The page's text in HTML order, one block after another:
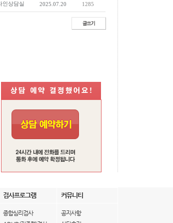
인상담실 2025.07.20 1285
검사프로그램 커뮤니티
종합심리검사
공지사항